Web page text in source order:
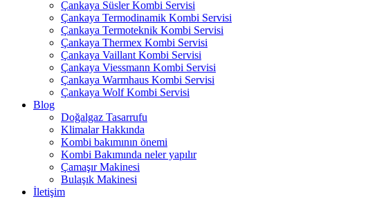
Çankaya Süsler Kombi Servisi
Çankaya Termodinamik Kombi Servisi
Çankaya Termoteknik Kombi Servisi
Çankaya Thermex Kombi Servisi
Çankaya Vaillant Kombi Servisi
Çankaya Viessmann Kombi Servisi
Çankaya Warmhaus Kombi Servisi
Çankaya Wolf Kombi Servisi
Blog
Doğalgaz Tasarrufu
Klimalar Hakkında
Kombi bakımının önemi
Kombi Bakımında neler yapılır
Çamaşır Makinesi
Bulaşık Makinesi
İletişim